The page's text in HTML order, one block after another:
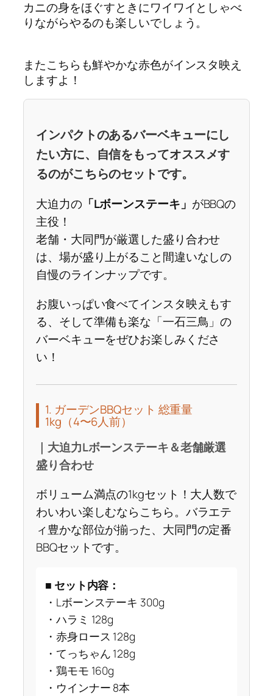
カニの身をほぐすときにワイワイとしゃべ
りながらやるのも楽しいでしょう。
またこちらも鮮やかな赤色がインスタ映え
しますよ！
インパクトのあるバーベキューにし
たい方に、自信をもってオススメす
るのがこちらのセットです。
大迫力の「Lボーンステーキ」 がBBQの
主役！
老舗・大同門が厳選した盛り合わせ
は、場が盛り上がること間違いなしの
自慢のラインナップです。
お腹いっぱい食べてインスタ映えもす
る、そして準備も楽な「一石三鳥」の
バーベキューをぜひお楽しみくださ
い！
1. ガーデンBBQセット 総重量
1kg（4〜6人前）
｜大迫力Lボーンステーキ＆老舗厳選
盛り合わせ
ボリューム満点の1kgセット！大人数で
わいわい楽しむならこちら。バラエテ
ィ豊かな部位が揃った、大同門の定番
BBQセットです。
■ セット内容：
・Lボーンステーキ 300g
・ハラミ 128g
・赤身ロース 128g
・てっちゃん 128g
・鶏モモ 160g
・ウインナー 8本